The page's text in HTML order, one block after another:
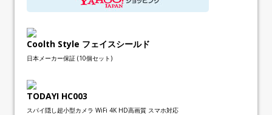
Coolth Style フェイスシールド
日本メーカー保証 (10個セット)
TODAYI HC003
スパイ隠し超小型カメラ WiFi 4K HD高画質 スマホ対応